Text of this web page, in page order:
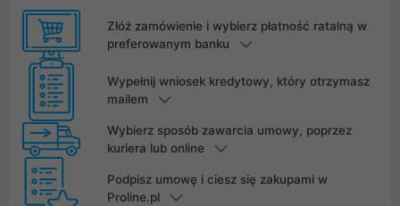
Złóż zamówienie i wybierz płatność ratalną w
preferowanym banku
Wypełnij wniosek kredytowy, który otrzymasz
mailem
Wybierz sposób zawarcia umowy, poprzez
kuriera lub online
Podpisz umowę i ciesz się zakupami w
Proline.pl